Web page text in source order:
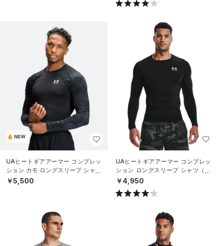
NEW
UAヒートギアアーマー コンプレッ
ション カモ ロングスリーブ シャツ
（トレーニング/MEN）
￥5,500
UAヒートギアアーマー コンプレッ
ション ロングスリーブ シャツ（ト
レーニング/MEN）
￥4,950